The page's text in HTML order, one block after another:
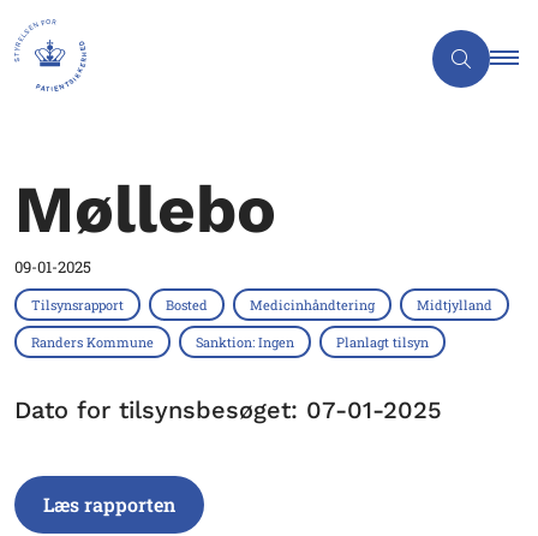
Møllebo
09-01-2025
Tilsynsrapport Bosted Medicinhåndtering Midtjylland
Randers Kommune Sanktion: Ingen Planlagt tilsyn
Dato for tilsynsbesøget: 07-01-2025
Læs rapporten